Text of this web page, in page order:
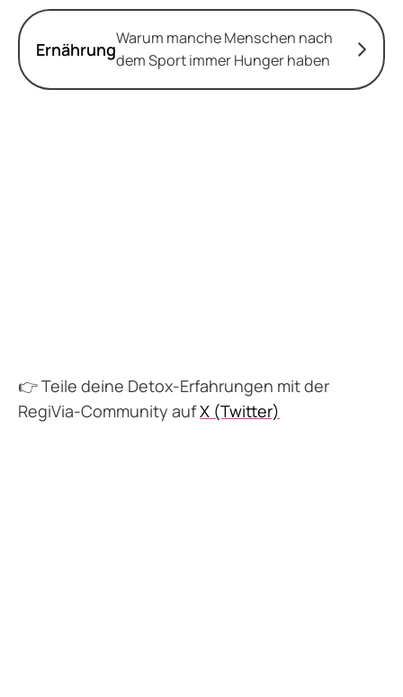
Ernährung
Warum manche Menschen nach
dem Sport immer Hunger haben
👉 Teile deine Detox-Erfahrungen mit der
RegiVia-Community aufX (Twitter)